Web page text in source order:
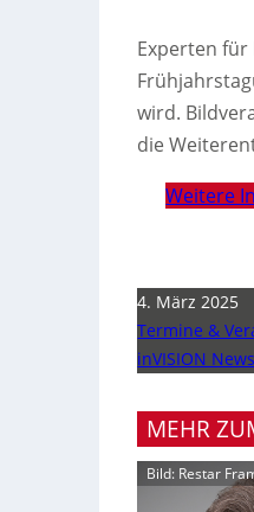
Experten für
wird.
die
Weitere
4. März 2025
Termine &
inVISION
MEHR
Bild: Restar